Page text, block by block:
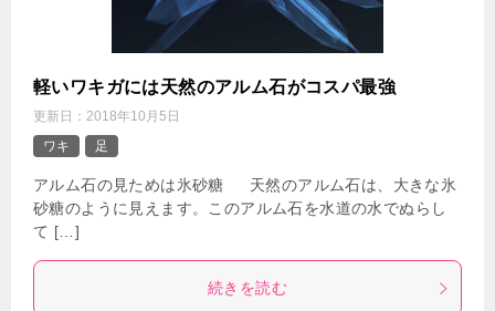
軽いワキガには天然のアルム石がコスパ最強
更新日： 2018年10月5日
ワキ
足
アルム石の見ためは氷砂糖 天然のアルム石は、大きな氷
砂糖のように見えます。このアルム石を水道の水でぬらし
て […]
続きを読む